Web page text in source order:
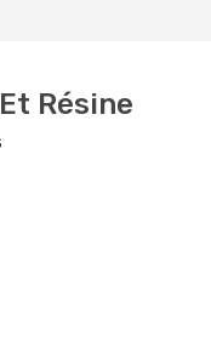
Résine